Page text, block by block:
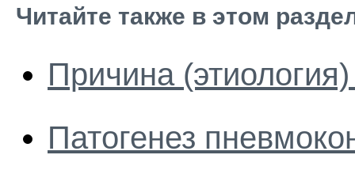
Читайте также в этом
Причина
Патогенез